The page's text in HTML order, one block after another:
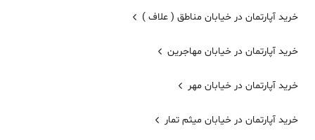
خرید آپارتمان در خیابان مناطق ( علاف )
خرید آپارتمان در خیابان مهاجرین
خرید آپارتمان در خیابان مهر
خرید آپارتمان در خیابان میثم تمار